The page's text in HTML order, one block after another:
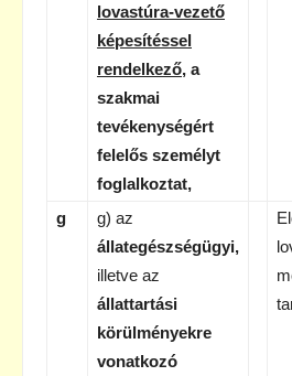
lovastúra-vezető
képesítéssel
rendelkező, a
szakmai
tevékenységért
felelős személyt
foglalkoztat,
g
g) az
állategészségügyi,
illetve az
állattartási
körülményekre
vonatkozó